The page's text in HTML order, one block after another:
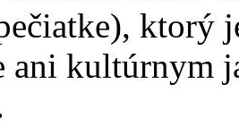
ktorý
ani kultúrnym